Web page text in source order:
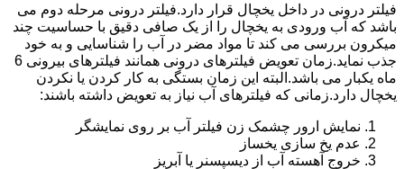
فیلتر درونی در داخل یخچال قرار دارد.فیلتر درونی مرحله دوم می
باشد که آب ورودی به یخچال را از یک صافی دقیق با حساسیت چند
میکرون بررسی می کند تا مواد مضر در آب را شناسایی و به خود
جذب نماید.زمان تعویض فیلترهای درونی همانند فیلترهای بیرونی 6
ماه یکبار می باشد.البته این زمان بستگی به کار کردن یا نکردن
یخچال دارد.زمانی که فیلترهای آب نیاز به تعویض داشته باشند:
نمایش ارور چشمک زن فیلتر آب بر روی نمایشگر
عدم یخ سازی یخساز
خروج آهسته آب از دیسپسنر یا آبریز